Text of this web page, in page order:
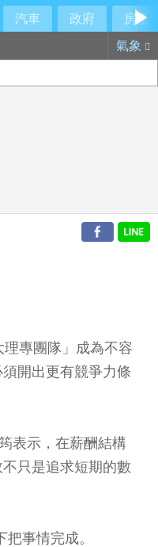
汽車 政府
房產
氣象
專團隊」成為不容
開出更有競爭力條
表示，在薪酬結構
只是追求短期的數
事情完成。